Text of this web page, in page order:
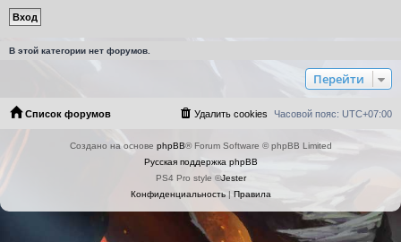
В этой категории нет форумов.
Перейти
Список форумов Часовой пояс: UTC+07:00
Удалить cookies
Создано на основе phpBB® Forum Software © phpBB Limited
Русская поддержка phpBB
PS4 Pro style ©Jester
Конфиденциальность| Правила